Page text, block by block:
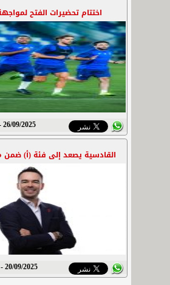
اختتام تحضيرات الفتح
26/09/2025 - 9:27 م
القادسية يصعد إلى فئة (أ) ضمن
20/09/2025 - 10:53 م